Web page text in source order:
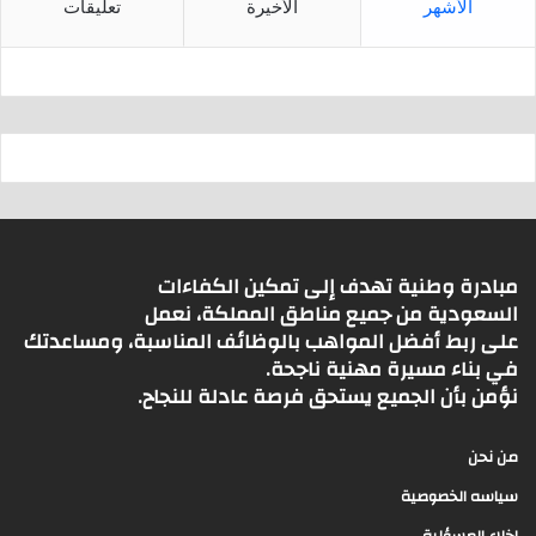
الأشهر الأخيرة تعليقات
مبادرة وطنية تهدف إلى تمكين الكفاءات
السعودية من جميع مناطق المملكة، نعمل
على ربط أفضل المواهب بالوظائف المناسبة، ومساعدتك
في بناء مسيرة مهنية ناجحة.
نؤمن بأن الجميع يستحق فرصة عادلة للنجاح.
من نحن
سياسه الخصوصية